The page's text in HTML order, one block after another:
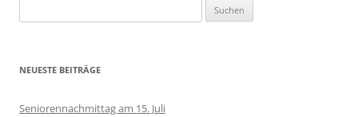
nach:
NEUESTE BEITRÄGE
Seniorennachmittag am 15. Juli